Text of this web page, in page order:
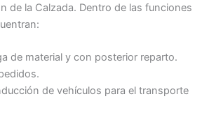
de la Calzada. Dentro de las funciones
de material y con posterior reparto.
de vehículos para el transporte